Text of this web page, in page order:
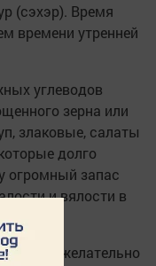
(сэхэр). Время
времени утренней
углеводов
зерна или
злаковые, салаты
долго
огромный запас
и вялости в
пищи желательно